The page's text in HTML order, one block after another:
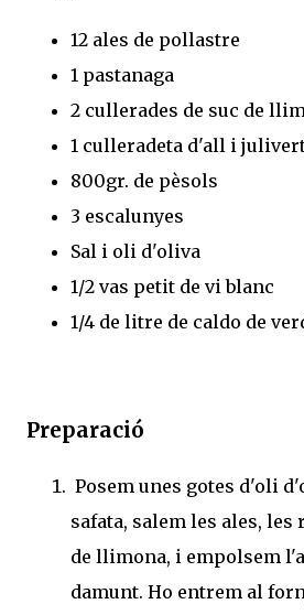
12 ales de pollastre
1 pastanaga
2 cullerades de suc de
1 culleradeta d'all i
800gr. de pèsols
3 escalunyes
Sal i oli d'oliva
1/2 vas petit de vi blanc
1/4 de litre de caldo de
Preparació
Posem unes gotes d'oli
safata, salem les ales, les
de llimona, i empolsem
damunt. Ho entrem al